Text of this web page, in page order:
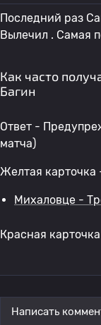
Последний раз
Вылечил . Самая
Как часто
Багин
Ответ -
матча)
Желтая карточка
Михаловце -
Красная
Написать